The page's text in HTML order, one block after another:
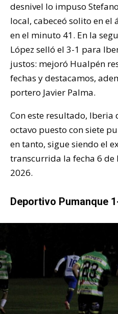
desnivel lo impuso
local, cabeceó solito en el
en el minuto 41. En la
López selló el 3-1 para
justos: mejoró Hualpén
fechas y destacamos,
portero Javier Palma.
Con este resultado, Iberia
octavo puesto con siete
en tanto, sigue siendo el
transcurrida la fecha 6 de
2026.
Deportivo Pumanque